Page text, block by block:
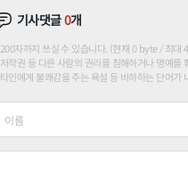
기사댓글0개
200자까지 쓰실 수 있습니다. (현재 0 byte / 최대
저작권 등 다른 사람의 권리를 침해하거나 명예를
타인에게 불쾌감을 주는 욕설 등 비하하는 단어